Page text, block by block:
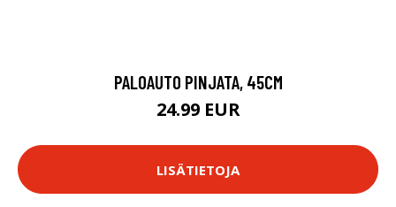
PALOAUTO PINJATA, 45CM
24.99 EUR
LISÄTIETOJA